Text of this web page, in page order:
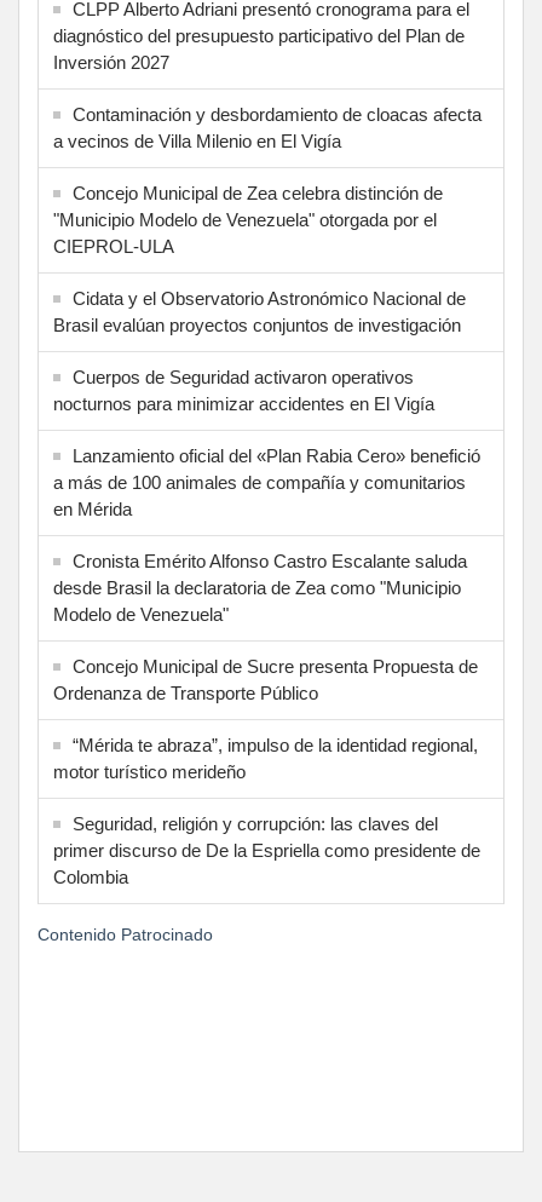
CLPP Alberto Adriani presentó cronograma para el
diagnóstico del presupuesto participativo del Plan de
Inversión 2027
Contaminación y desbordamiento de cloacas afecta
a vecinos de Villa Milenio en El Vigía
Concejo Municipal de Zea celebra distinción de
"Municipio Modelo de Venezuela" otorgada por el
CIEPROL-ULA
Cidata y el Observatorio Astronómico Nacional de
Brasil evalúan proyectos conjuntos de investigación
Cuerpos de Seguridad activaron operativos
nocturnos para minimizar accidentes en El Vigía
Lanzamiento oficial del «Plan Rabia Cero» benefició
a más de 100 animales de compañía y comunitarios
en Mérida
Cronista Emérito Alfonso Castro Escalante saluda
desde Brasil la declaratoria de Zea como "Municipio
Modelo de Venezuela"
Concejo Municipal de Sucre presenta Propuesta de
Ordenanza de Transporte Público
“Mérida te abraza”, impulso de la identidad regional,
motor turístico merideño
Seguridad, religión y corrupción: las claves del
primer discurso de De la Espriella como presidente de
Colombia
Contenido Patrocinado